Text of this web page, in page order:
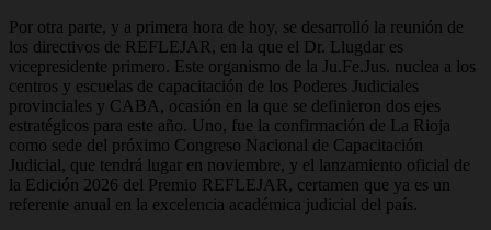
Por otra parte, y a primera hora de hoy, se desarrolló la reunión de
los directivos de REFLEJAR, en la que el Dr. Llugdar es
vicepresidente primero. Este organismo de la Ju.Fe.Jus. nuclea a los
centros y escuelas de capacitación de los Poderes Judiciales
provinciales y CABA, ocasión en la que se definieron dos ejes
estratégicos para este año. Uno, fue la confirmación de La Rioja
como sede del próximo Congreso Nacional de Capacitación
Judicial, que tendrá lugar en noviembre, y el lanzamiento oficial de
la Edición 2026 del Premio REFLEJAR, certamen que ya es un
referente anual en la excelencia académica judicial del país.